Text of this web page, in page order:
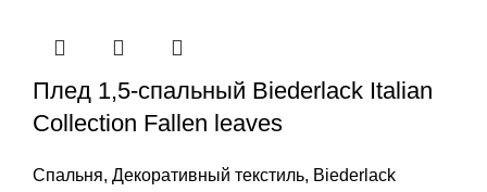
Плед 1,5-спальный Biederlack Italian
Collection Fallen leaves
Спальня, Декоративный текстиль, Biederlack